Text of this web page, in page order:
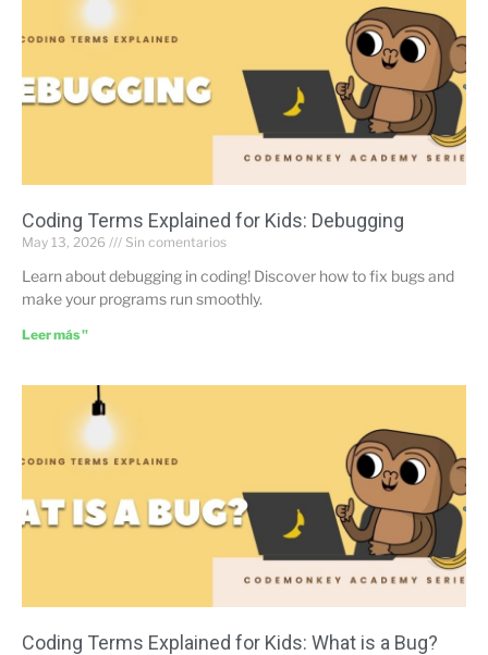
Coding Terms Explained for Kids: Debugging
May 13, 2026 Sin comentarios
Learn about debugging in coding! Discover how to fix bugs and
make your programs run smoothly.
Leer más "
Coding Terms Explained for Kids: What is a Bug?